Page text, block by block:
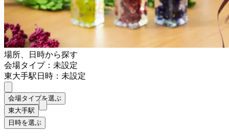
場所、日時から探す
会場タイプ：未設定
東大手駅日時：未設定
会場タイプを選ぶ
東大手駅
日時を選ぶ